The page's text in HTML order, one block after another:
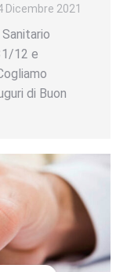
Dicembre 2021
12 e
di Buon